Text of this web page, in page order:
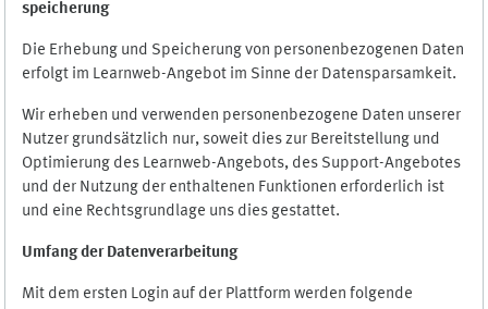
speicherung
Die Erhebung und Speicherung von personenbezogenen Daten
erfolgt im Learnweb-Angebot im Sinne der Datensparsamkeit.
Wir erheben und verwenden personenbezogene Daten unserer
Nutzer grundsätzlich nur, soweit dies zur Bereitstellung und
Optimierung des Learnweb-Angebots, des Support-Angebotes
und der Nutzung der enthaltenen Funktionen erforderlich ist
und eine Rechtsgrundlage uns dies gestattet.
Umfang der Datenverarbeitung
Mit dem ersten Login auf der Plattform werden folgende